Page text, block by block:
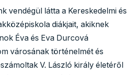
vendégül látta a Kereskedelmi és
diákjait, akiknek
Éva és Eva Durcová
városának történelmét és
V. László király életéről